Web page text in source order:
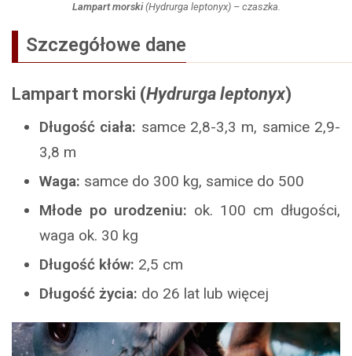
Lampart morski(Hydrurga leptonyx) – czaszka.
Szczegółowe dane
Lampart morski (Hydrurga leptonyx)
Długość ciała: samce 2,8-3,3 m, samice 2,9-
3,8 m
Waga: samce do 300 kg, samice do 500
Młode po urodzeniu: ok. 100 cm długości,
waga ok. 30 kg
Długość kłów: 2,5 cm
Długość życia: do 26 lat lub więcej